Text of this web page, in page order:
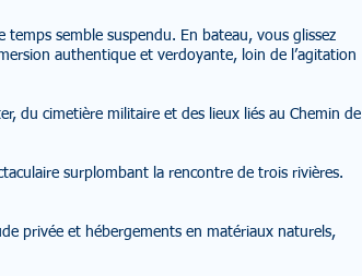
semble suspendu. En bateau, vous glissez
authentique et verdoyante, loin de l’agitation
du cimetière militaire et des lieux liés au Chemin de
surplombant la rencontre de trois rivières.
privée et hébergements en matériaux naturels,